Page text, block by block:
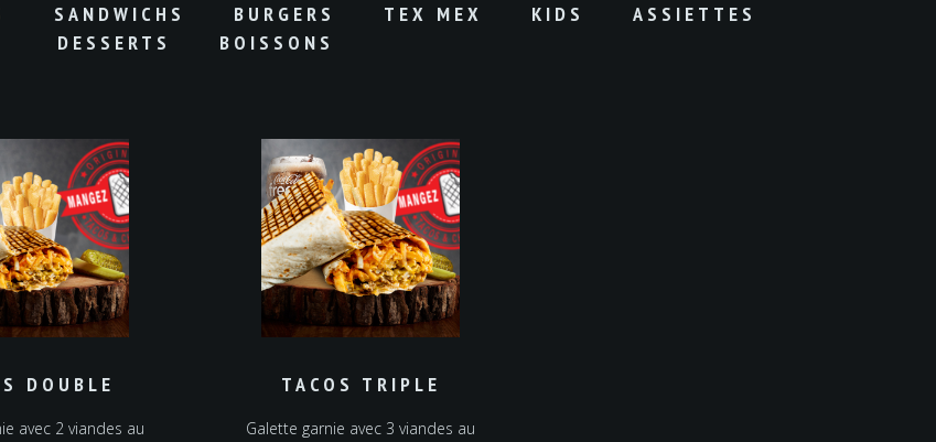
SANDWICHS BURGERS TEX MEX KIDS
ASSIETTES
DESSERTS
BOISSONS
DOUBLE
avec 2 viandes au
TACOS TRIPLE
Galette garnie avec 3 viandes au